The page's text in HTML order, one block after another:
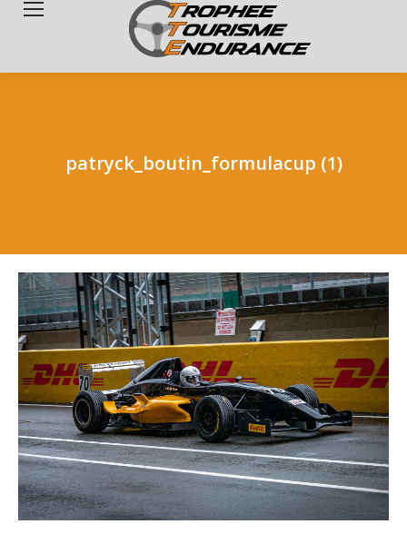
patryck_boutin_formulacup (1)